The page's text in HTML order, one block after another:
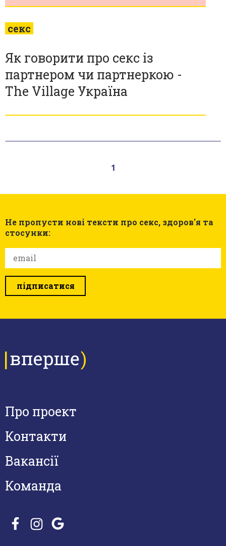
секс
Як говорити про секс із
партнером чи партнеркою -
The Village Україна
1
Не пропусти нові тексти про секс, здоров'я та
стосунки:
підписатися
Про проект
Контакти
Вакансії
Команда